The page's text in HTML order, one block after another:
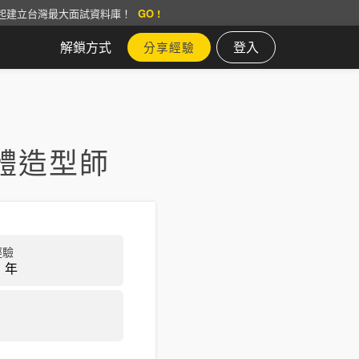
立台灣最大面試資料庫！ GO !
解鎖方式 分享經驗 登入
造型師
年